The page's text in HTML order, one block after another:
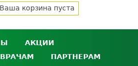
Ваша корзина пуста
АКЦИИ
ВРАЧАМ ПАРТНЕРАМ